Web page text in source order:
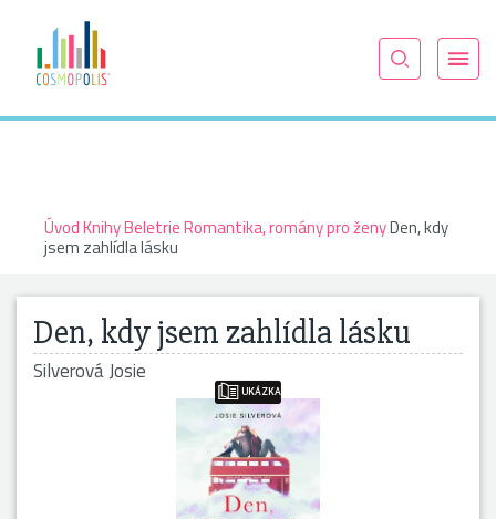
ÚvodKnihyBeletrieRomantika, romány pro ženyDen, kdy
jsem zahlídla lásku
Den, kdy jsem zahlídla lásku
Silverová Josie